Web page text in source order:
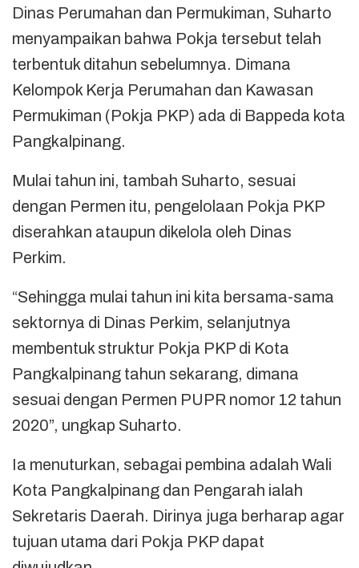
Dinas Perumahan dan Permukiman, Suharto
menyampaikan bahwa Pokja tersebut telah
terbentuk ditahun sebelumnya. Dimana
Kelompok Kerja Perumahan dan Kawasan
Permukiman (Pokja PKP) ada di Bappeda kota
Pangkalpinang.
Mulai tahun ini, tambah Suharto, sesuai
dengan Permen itu, pengelolaan Pokja PKP
diserahkan ataupun dikelola oleh Dinas
Perkim.
“Sehingga mulai tahun ini kita bersama-sama
sektornya di Dinas Perkim, selanjutnya
membentuk struktur Pokja PKP di Kota
Pangkalpinang tahun sekarang, dimana
sesuai dengan Permen PUPR nomor 12 tahun
2020”, ungkap Suharto.
Ia menuturkan, sebagai pembina adalah Wali
Kota Pangkalpinang dan Pengarah ialah
Sekretaris Daerah. Dirinya juga berharap agar
tujuan utama dari Pokja PKP dapat